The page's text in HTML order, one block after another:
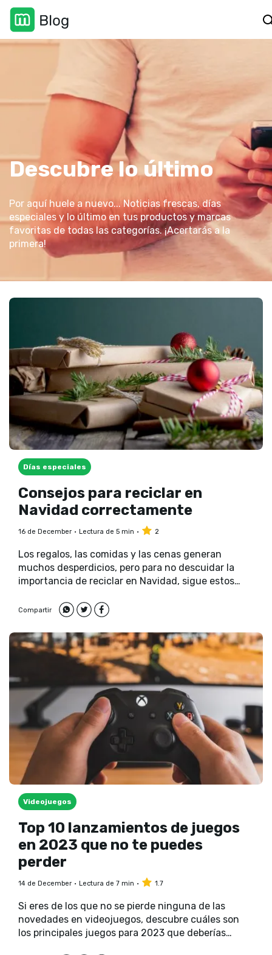
Acciones especiales
4 min
Descubre lo último
Por aquí huele a nuevo... Noticias frescas, días
especiales y lo último en tus productos y marcas
favoritas de todas las categorías. ¡Acertarás a la
primera!
Días especiales
Consejos para reciclar en
Navidad correctamente
16 de December Lectura de 5 min 2
Los regalos, las comidas y las cenas generan
muchos desperdicios, pero para no descuidar la
importancia de reciclar en Navidad, sigue estos
Compartir
Videojuegos
Top 10 lanzamientos de juegos
en 2023 que no te puedes
perder
14 de December Lectura de 7 min 1.7
Si eres de los que no se pierde ninguna de las
novedades en videojuegos, descubre cuáles son
los principales juegos para 2023 que deberías